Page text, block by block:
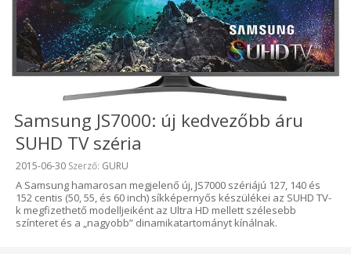
Samsung JS7000: új kedvezőbb áru
SUHD TV széria
Beküldve:
2015-06-30 Szerző: GURU
A Samsung hamarosan megjelenő új, JS7000 szériájú 127, 140 és
152 centis (50, 55, és 60 inch) síkképernyős készülékei az SUHD TV-
k megfizethető modelljeiként az Ultra HD mellett szélesebb
színteret és a „nagyobb” dinamikatartományt kínálnak.